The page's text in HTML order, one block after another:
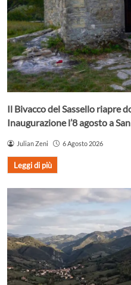
Il Bivacco del Sassello riapre
Inaugurazione l’8 agosto a
Julian Zeni 6 Agosto 2026
Leggi di più